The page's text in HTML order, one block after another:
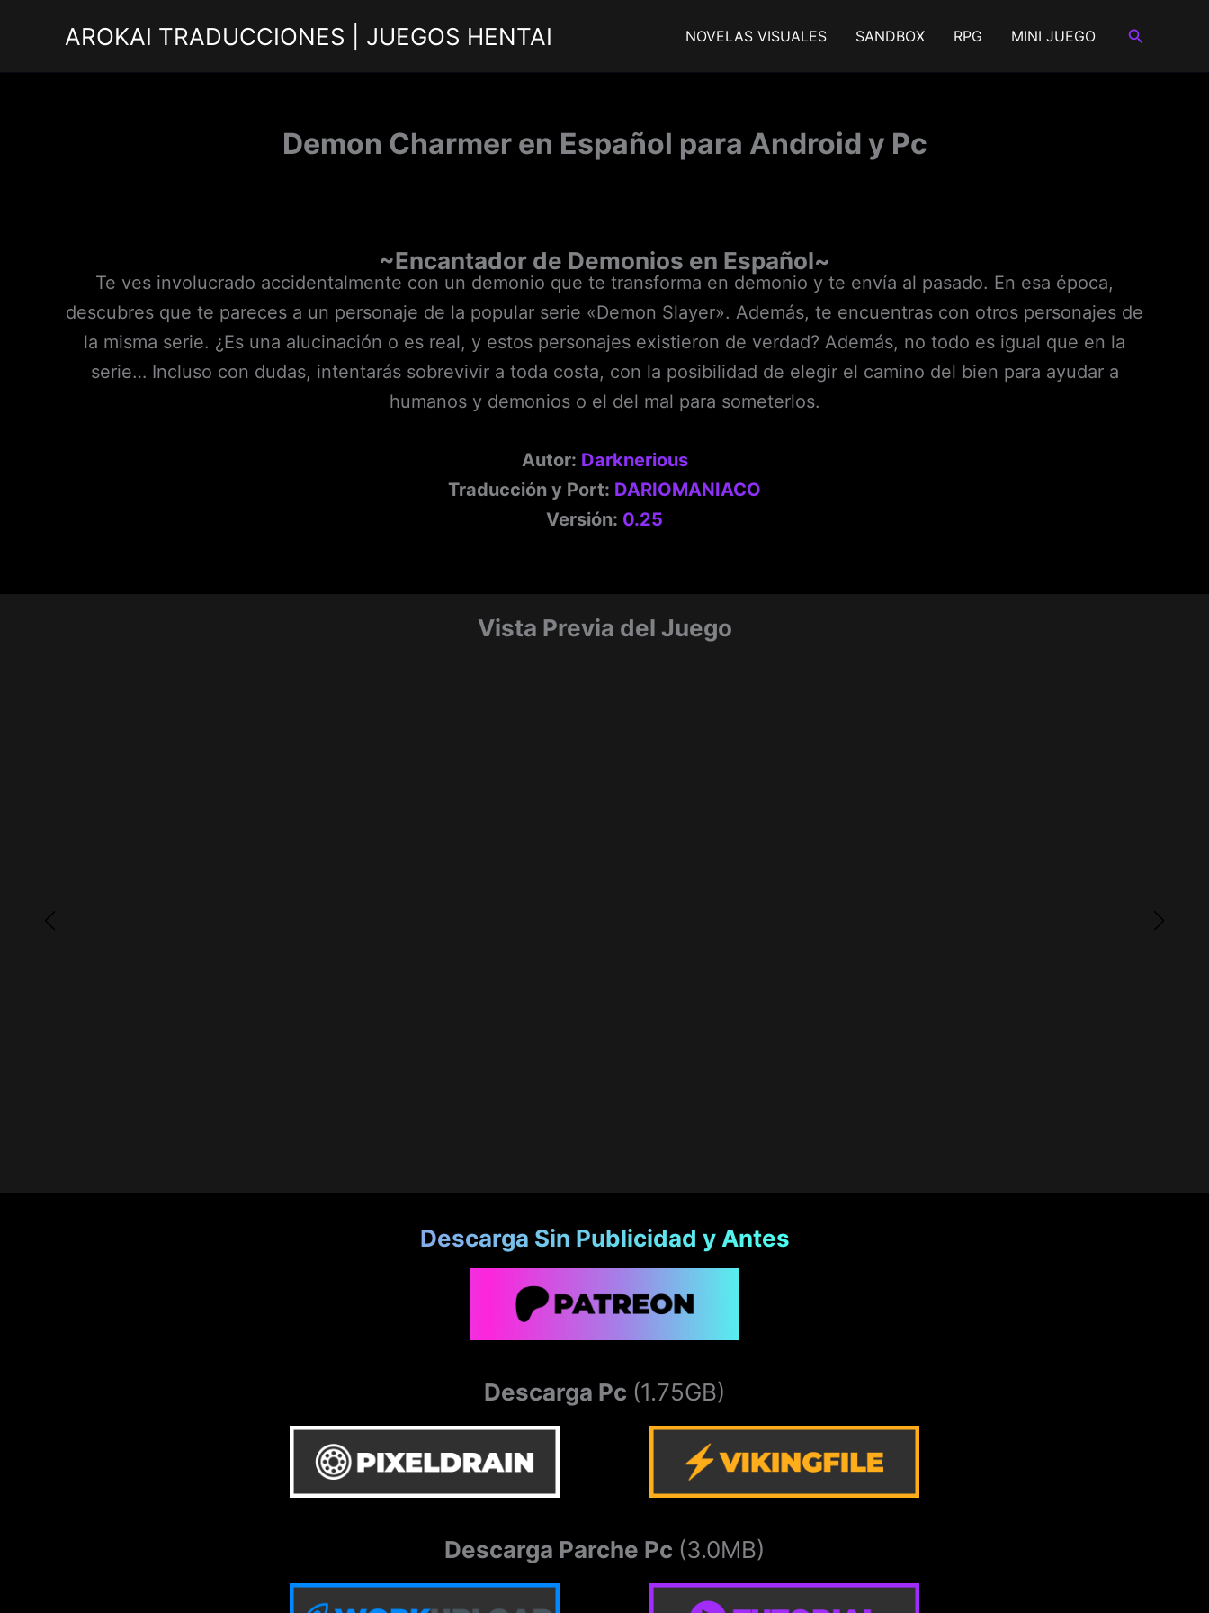
AROKAI TRADUCCIONES | JUEGOS HENTAI NOVELAS VISUALES SANDBOX RPG MINI JUEGO Buscar
Demon Charmer en Español para Android y Pc
~Encantador de Demonios en Español~
Te ves involucrado accidentalmente con un demonio que te transforma en demonio y te envía al pasado. En esa época,
descubres que te pareces a un personaje de la popular serie «Demon Slayer». Además, te encuentras con otros personajes de
la misma serie. ¿Es una alucinación o es real, y estos personajes existieron de verdad? Además, no todo es igual que en la
serie… Incluso con dudas, intentarás sobrevivir a toda costa, con la posibilidad de elegir el camino del bien para ayudar a
humanos y demonios o el del mal para someterlos.
Autor: Darknerious
Traducción y Port: DARIOMANIACO
Versión: 0.25
Vista Previa del Juego
Descarga Sin Publicidad y Antes
Descarga Pc (1.75GB)
Descarga Parche Pc (3.0MB)